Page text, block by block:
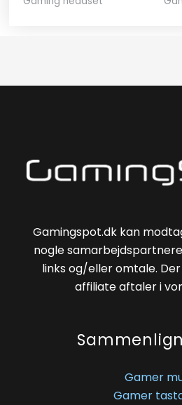
Gamingspot.dk kan
nogle
links og/eller omtale.
affiliate aftaler i
Gamer
Gamer